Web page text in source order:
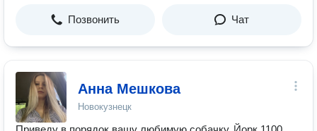
Позвонить Чат
Анна Мешкова
Новокузнецк